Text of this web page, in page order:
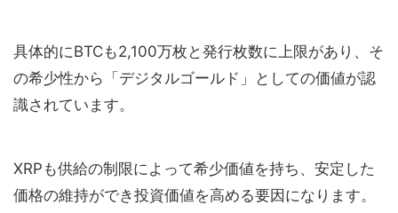
具体的にBTCも2,100万枚と発行枚数に上限があり、そ
の希少性から「デジタルゴールド」としての価値が認
識されています。
XRPも供給の制限によって希少価値を持ち、安定した
価格の維持ができ投資価値を高める要因になります。